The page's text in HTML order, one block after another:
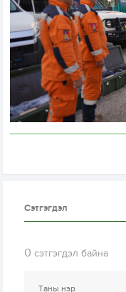
Сэтгэгдэл
0 сэтгэгдэл байна